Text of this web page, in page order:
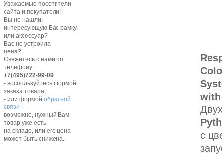
Уважаемые посетители
сайта и покупатели!
Вы не нашли,
интересующую Вас рамку,
или аксессуар?
Вас не устроила
цена?
Свяжитесь с нами по
телефону:
+7(495)722-99-09
- воспользуйтесь формой
заказа товара,
- или формой обратной
связи –
возможно, нужный Вам
товар уже есть
на складе, или его цена
может быть снижена.
with
с